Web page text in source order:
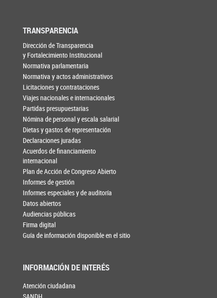
TRANSPARENCIA
Dirección de Transparencia
y Fortalecimiento Institucional
Normativa parlamentaria
Normativa y actos administrativos
Licitaciones y contrataciones
Viajes nacionales e internacionales
Partidas presupuestarias
Nómina de personal y escala salarial
Dietas y gastos de representación
Declaraciones juradas
Acuerdos de financiamiento
internacional
Plan de Acción de Congreso Abierto
Informes de gestión
Informes especiales y de auditoría
Datos abiertos
Audiencias públicas
Firma digital
Guía de información disponible en el sitio
INFORMACIÓN DE INTERÉS
Atención ciudadana